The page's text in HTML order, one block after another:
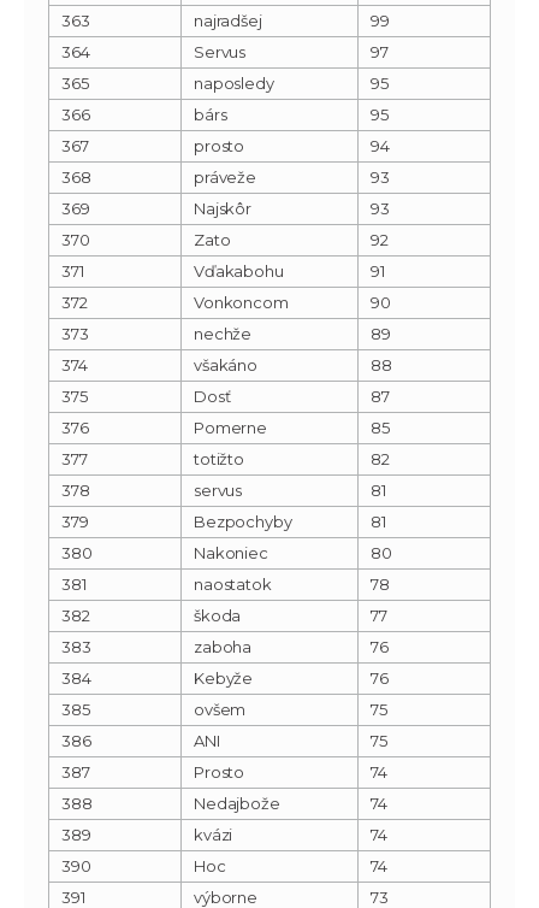
363
najradšej
99
364
Servus
97
365
naposledy
95
366
bárs
95
367
prosto
94
368
práveže
93
369
Najskôr
93
370
Zato
92
371
Vďakabohu
91
372
Vonkoncom
90
373
nechže
89
374
všakáno
88
375
Dosť
87
376
Pomerne
85
377
totižto
82
378
servus
81
379
Bezpochyby
81
380
Nakoniec
80
381
naostatok
78
382
škoda
77
383
zaboha
76
384
Kebyže
76
385
ovšem
75
386
ANI
75
387
Prosto
74
388
Nedajbože
74
389
kvázi
74
390
Hoc
74
391
výborne
73